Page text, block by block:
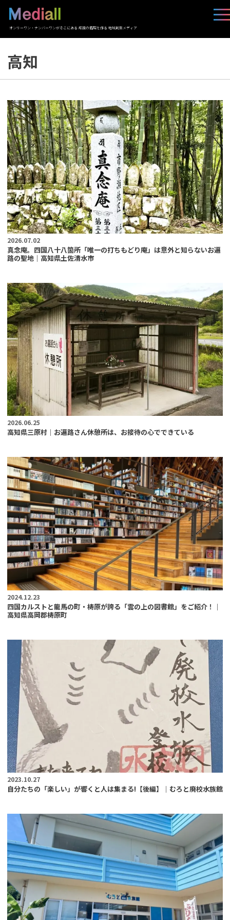
オンリーワン・ナンバーワンがそこにある 応援の循環を作る 地域創生メディア
高知
2026.07.02
真念庵。四国八十八箇所「唯一の打ちもどり庵」は意外と知らないお遍
路の聖地｜高知県土佐清水市
2026.06.25
高知県三原村｜お遍路さん休憩所は、お接待の心でできている
2024.12.23
四国カルストと龍馬の町・梼原が誇る「雲の上の図書館」をご紹介！｜
高知県高岡郡梼原町
2023.10.27
自分たちの「楽しい」が響くと人は集まる!【後編】｜むろと廃校水族館